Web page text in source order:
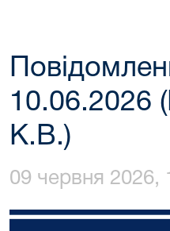
10.06.2026
К.В.)
09 червня 2026,